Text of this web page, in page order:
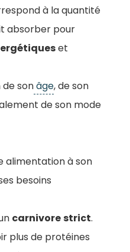
à la quantité
absorber pour
et
sonâge, de son
de son mode
alimentation à son
besoins
carnivorestrict.
plus de protéines